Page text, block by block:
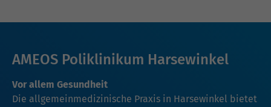
AMEOS Poliklinikum Harsewinkel
Vor allem Gesundheit
Die allgemeinmedizinische Praxis in Harsewinkel bietet